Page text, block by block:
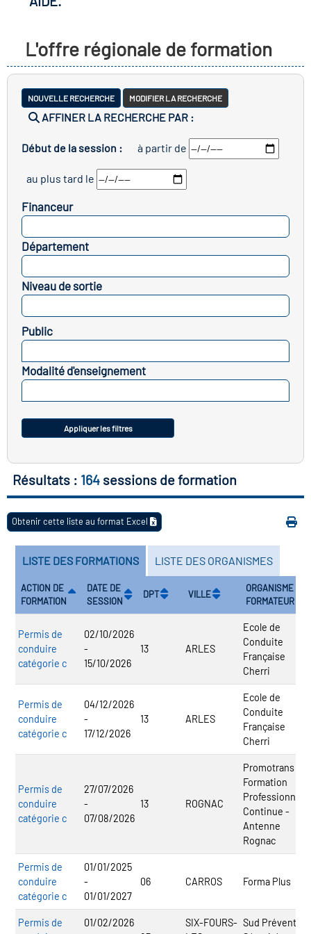
les métiers
clés métiers et
lieu d'information ou
de l'Economie
Solidaire (ESS)
du secteur sanitaire
de l'Industrie
emploi-formation
des transitions
de construction)
des secteurs(en
construction)
L'offre régionale de formation
NOUVELLE RECHERCHE MODIFIER LA RECHERCHE
AFFINER LA RECHERCHE PAR :
Début de la session : à partir de
au plus tard le
Financeur
Département
Niveau de sortie
Public
Modalité d'enseignement
Appliquer les filtres
Résultats : 164 sessions de formation
Obtenir cette liste au format Excel
LISTE DES FORMATIONS LISTE DES ORGANISMES
ACTION DE
FORMATION
DATE DE
SESSION
DPT VILLE
ORGANISME
FORMATEUR
Permis de
conduire
catégorie c
02/10/2026
-
15/10/2026
13 ARLES
Ecole de
Conduite
Française
Cherri
Permis de
conduire
catégorie c
04/12/2026
-
17/12/2026
13 ARLES
Ecole de
Conduite
Française
Cherri
Permis de
conduire
catégorie c
27/07/2026
-
07/08/2026
13 ROGNAC
Promotrans
Formation
Professionnelle
Continue -
Antenne
Rognac
Permis de
conduire
catégorie c
01/01/2025
-
01/01/2027
06 CARROS Forma Plus
Permis de
01/02/2026
SIX-FOURS- Sud Prévention